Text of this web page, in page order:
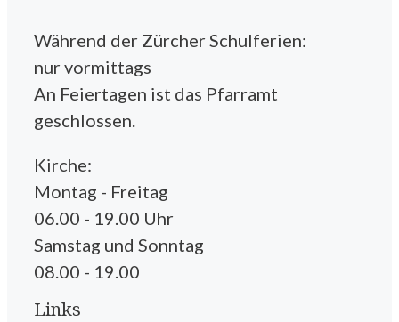
Während der Zürcher Schulferien:
nur vormittags
An Feiertagen ist das Pfarramt
geschlossen.
Kirche:
Montag - Freitag
06.00 - 19.00 Uhr
Samstag und Sonntag
08.00 - 19.00
Links